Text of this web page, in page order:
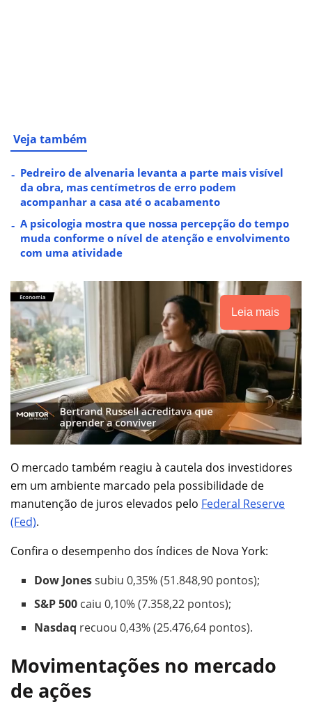
Veja também
Pedreiro de alvenaria levanta a parte mais visível
da obra, mas centímetros de erro podem
acompanhar a casa até o acabamento
A psicologia mostra que nossa percepção do tempo
muda conforme o nível de atenção e envolvimento
com uma atividade
Leia mais
O mercado também reagiu à cautela dos investidores
em um ambiente marcado pela possibilidade de
manutenção de juros elevados pelo Federal Reserve
(Fed).
Confira o desempenho dos índices de Nova York:
Dow Jonessubiu 0,35% (51.848,90 pontos);
S&P 500 caiu 0,10% (7.358,22 pontos);
Nasdaq recuou 0,43% (25.476,64 pontos).
Movimentações no mercado
de ações